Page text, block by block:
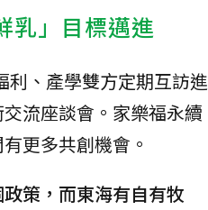
乳」目標邁進
利、產學雙方定期互訪進
流座談會。家樂福永續
更多共創機會。
策，而東海有自有牧